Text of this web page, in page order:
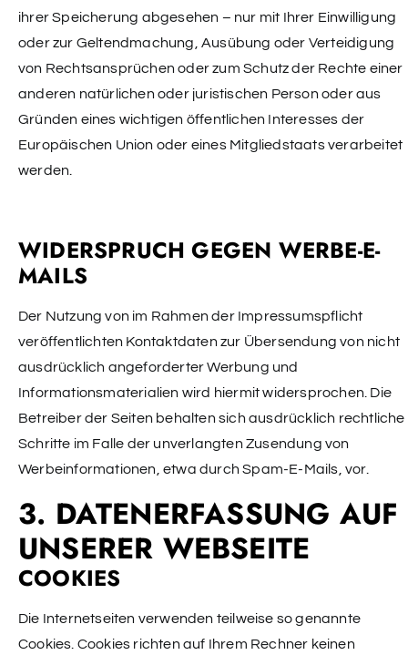
ihrer Speicherung abgesehen – nur mit Ihrer Einwilligung
oder zur Geltendmachung, Ausübung oder Verteidigung
von Rechtsansprüchen oder zum Schutz der Rechte einer
anderen natürlichen oder juristischen Person oder aus
Gründen eines wichtigen öffentlichen Interesses der
Europäischen Union oder eines Mitgliedstaats verarbeitet
werden.
WIDERSPRUCH GEGEN WERBE-E-
MAILS
Der Nutzung von im Rahmen der Impressumspflicht
veröffentlichten Kontaktdaten zur Übersendung von nicht
ausdrücklich angeforderter Werbung und
Informationsmaterialien wird hiermit widersprochen. Die
Betreiber der Seiten behalten sich ausdrücklich rechtliche
Schritte im Falle der unverlangten Zusendung von
Werbeinformationen, etwa durch Spam-E-Mails, vor.
3. DATENERFASSUNG AUF
UNSERER WEBSEITE
COOKIES
Die Internetseiten verwenden teilweise so genannte
Cookies. Cookies richten auf Ihrem Rechner keinen